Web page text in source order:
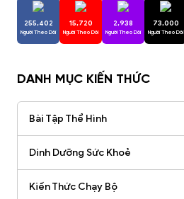
255,402
Người Theo Dõi
15,720
Người Theo Dõi
2,938
Người Theo Dõi
73,000
Người Theo Dõi
DANH MỤC KIẾN THỨC
Bài Tập Thể Hình
Dinh Dưỡng Sức Khoẻ
Kiến Thức Chạy Bộ